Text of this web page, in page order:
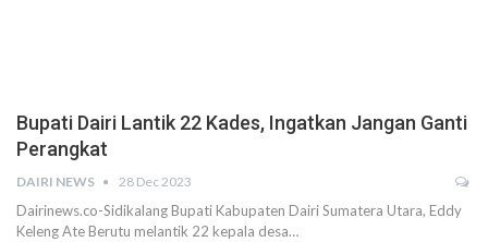
Bupati Dairi Lantik 22 Kades, Ingatkan Jangan Ganti
Perangkat
DAIRI NEWS 28 Dec 2023
Dairinews.co-Sidikalang Bupati Kabupaten Dairi Sumatera Utara, Eddy
Keleng Ate Berutu melantik 22 kepala desa…